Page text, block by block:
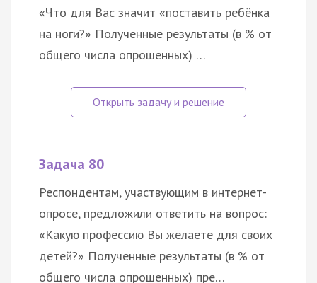
«Что для Вас значит «поставить ребёнка
на ноги?» Полученные результаты (в % от
общего числа опрошенных) …
Задача 80
Респондентам, участвующим в интернет-
опросе, предложили ответить на вопрос:
«Какую профессию Вы желаете для своих
детей?» Полученные результаты (в % от
общего числа опрошенных) пре…